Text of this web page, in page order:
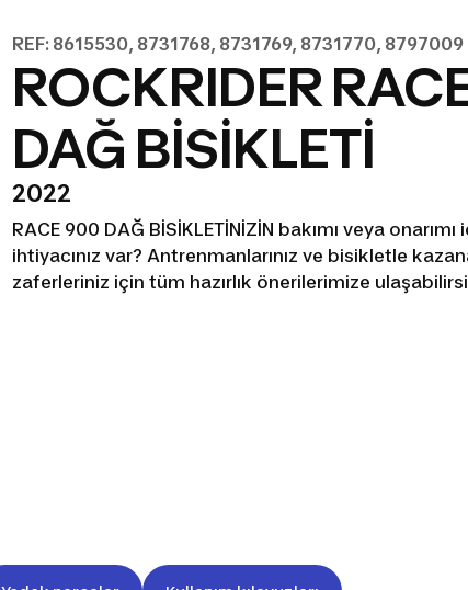
REF: 8615530, 8731768, 8731769, 8731770, 8797009
ROCKRIDER
DAĞ BİSİKLETİ
2022
RACE 900 DAĞ BİSİKLETİNİZİN bakımı veya onarımı
ihtiyacınız var? Antrenmanlarınız ve bisikletle
zaferleriniz için tüm hazırlık önerilerimize